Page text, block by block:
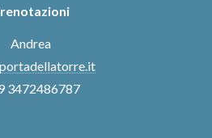
Andrea
3472486787